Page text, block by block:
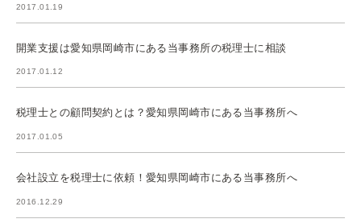
2017.01.19
開業支援は愛知県岡崎市にある当事務所の税理士に相談
2017.01.12
税理士との顧問契約とは？愛知県岡崎市にある当事務所へ
2017.01.05
会社設立を税理士に依頼！愛知県岡崎市にある当事務所へ
2016.12.29